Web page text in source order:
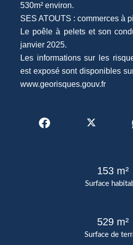
Surface
153 m²
Surface de
529 m²
530m² environ.
SES ATOUTS : commerces à
Le poêle à pelets et son
janvier 2025.
Les informations sur les
est exposé sont disponibles
www.georisques.gouv.fr